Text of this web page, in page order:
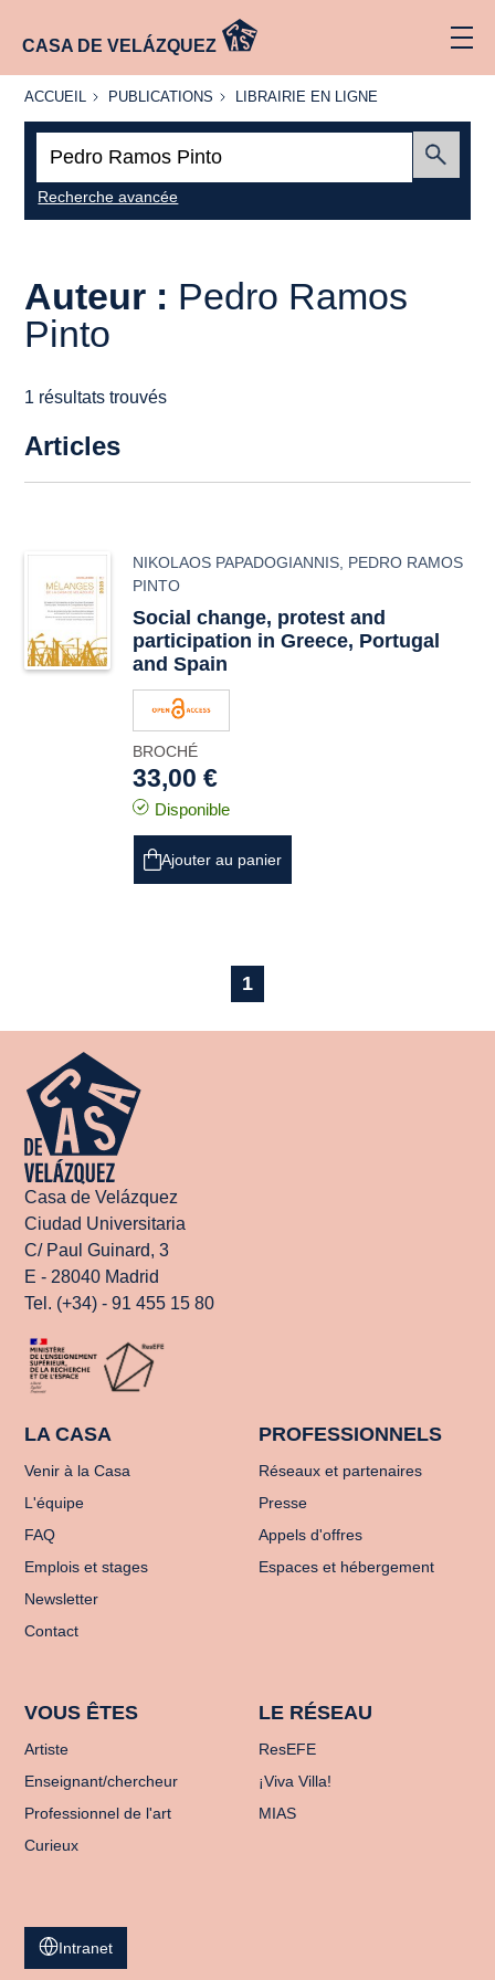
CASA DE VELÁZQUEZ
ACCUEIL
ACCUEIL PUBLICATIONS
PUBLICATIONS
LIBRAIRIE
LIBRAIRIE EN LIGNE
Recherche avancée
Auteur : Pedro Ramos
Pinto
1 résultats trouvés
Articles
NIKOLAOS PAPADOGIANNIS PEDRO RAMOS
PINTO
Social change, protest and
participation in Greece, Portugal
and Spain
BROCHÉ
33,00 €
Disponible
Ajouter au panier
1
Casa de Velázquez
Ciudad Universitaria
C/ Paul Guinard, 3
E - 28040 Madrid
Tel. (+34) - 91 455 15 80
LA CASA
Venir à la Casa
L'équipe
FAQ
Emplois et stages
Newsletter
Contact
PROFESSIONNELS
Réseaux et partenaires
Presse
Appels d'offres
Espaces et hébergement
VOUS ÊTES
Artiste
Enseignant/chercheur
Professionnel de l'art
Curieux
LE RÉSEAU
ResEFE
¡Viva Villa!
MIAS
Intranet